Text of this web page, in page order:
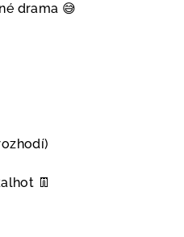
drama 😅
👖